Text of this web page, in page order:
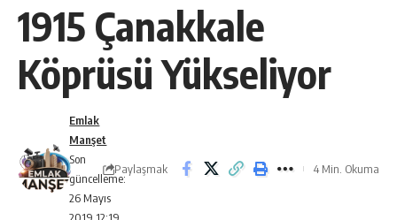
1915 Çanakkale
Köprüsü Yükseliyor
Son
güncelleme:
26 Mayıs
Emlak
Manşet
Paylaşmak 4 Min. Okuma